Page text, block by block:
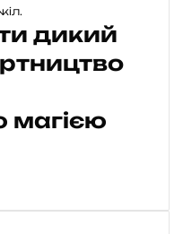
дикий
магією